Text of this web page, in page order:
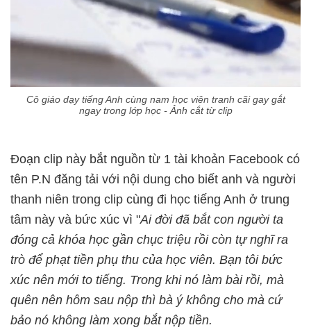
Cô giáo dạy tiếng Anh cùng nam học viên tranh cãi gay gắt
ngay trong lớp học - Ảnh cắt từ clip
Đoạn clip này bắt nguồn từ 1 tài khoản Facebook có
tên P.N đăng tải với nội dung cho biết anh và người
thanh niên trong clip cùng đi học tiếng Anh ở trung
tâm này và bức xúc vì "Ai đời đã bắt con người ta
đóng cả khóa học gần chục triệu rồi còn tự nghĩ ra
trò để phạt tiền phụ thu của học viên. Bạn tôi bức
xúc nên mới to tiếng. Trong khi nó làm bài rồi, mà
quên nên hôm sau nộp thì bà ý không cho mà cứ
bảo nó không làm xong bắt nộp tiền.